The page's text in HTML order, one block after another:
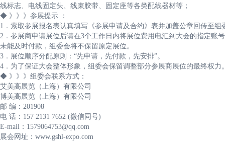
线标志、电线固定头、线束胶带、固定座等各类配线器材等；
◆ 》》》参展提示 ：
1．索取参展报名表认真填写《参展申请及合约》表并加盖公章回传至组
2．参展商申请展位后请在3个工作日内将展位费用电汇到大会的指定账
未能及时付款，组委会将不保留原定展位。
3．展位顺序分配原则：“先申请，先付款，先安排”。
4．为了保证大会整体形象，组委会保留调整部分参展商展位的最终权力
◆ 》》》组委会联系方式：
艾美高展览（上海）有限公司
博美高展览（上海）有限公司
邮 编：201908
电 话：157 2131 7652 (微信同号)
E-mail：1579064753@qq.com
展会网址：www.gshl-expo.com